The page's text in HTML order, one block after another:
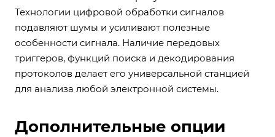
Технологии цифровой обработки сигналов
подавляют шумы и усиливают полезные
особенности сигнала. Наличие передовых
триггеров, функций поиска и декодирования
протоколов делает его универсальной станцией
для анализа любой электронной системы.
Дополнительные опции